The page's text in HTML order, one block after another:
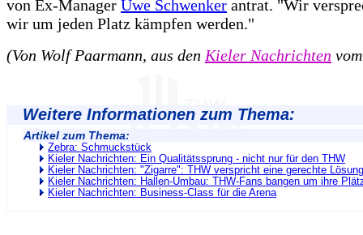
von Ex-Manager Uwe Schwenker antrat. "Wir
wir um jeden Platz kämpfen werden."
(Von Wolf Paarmann, aus den Kieler Nachrichten
Weitere Informationen zum Thema:
Artikel zum Thema:
Zebra: Schmuckstück
Kieler Nachrichten: Ein Qualitätssprung - nicht nur für den THW
Kieler Nachrichten: "Zigarre": THW verspricht eine gerechte Lösung
Kieler Nachrichten: Hallen-Umbau: THW-Fans bangen um ihre
Kieler Nachrichten: Business-Class für die Arena